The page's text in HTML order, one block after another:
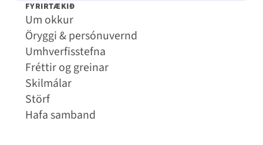
FYRIRTÆKIÐ
Um okkur
Öryggi & persónuvernd
Umhverfisstefna
Fréttir og greinar
Skilmálar
Störf
Hafa samband